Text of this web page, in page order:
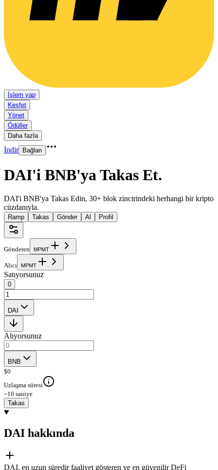
İşlem yap
Keşfet
Yönet
Ödüller
Daha fazla
İndir Bağlan
DAI'i BNB'ya Takas Et.
DAI'i BNB'ya Takas Edin, 30+ blok zincirindeki herhangi bir kripto
cüzdanıyla.
Ramp Takas Gönder Al Profil
Gönderen MPMT
Alıcı MPMT
Satıyorsunuz
0
DAI
Alıyorsunuz
BNB
$0
Uzlaşma süresi
~10 saniye
Takas
DAI hakkında
DAI, en uzun süredir faaliyet gösteren ve en güvenilir DeFi